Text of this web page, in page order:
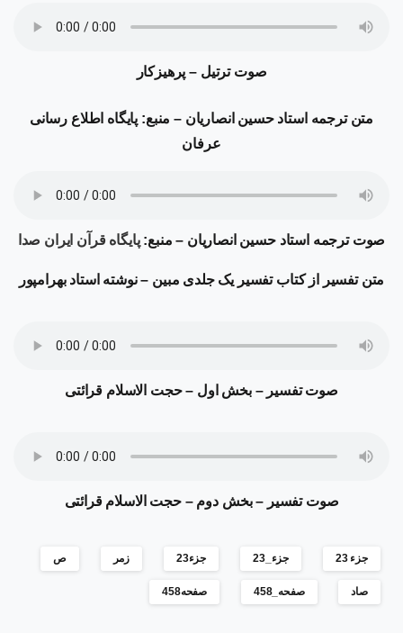
صوت ترتیل – پرهیزکار
متن ترجمه استاد حسین انصاریان – منبع: پایگاه اطلاع رسانی
عرفان
صوت ترجمه استاد حسین انصاریان – منبع:پایگاه قرآن ایران صدا
متن تفسیر از کتاب تفسیر یک جلدی مبین – نوشته استاد بهرامپور
صوت تفسیر– بخش اول –حجت الاسلام قرائتی
صوت تفسیر –بخش دوم– حجت الاسلام قرائتی
جزء 23 جزء_23 جزء23 زمر ص
صاد صفحه_458 صفحه458